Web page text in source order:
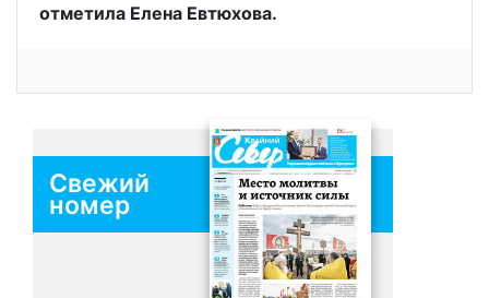
отметила Елена Евтюхова.
Свежий
номер